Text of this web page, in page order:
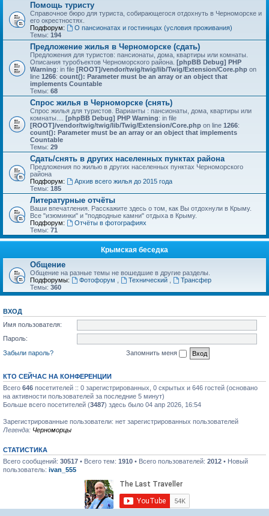
Помощь туристу
Справочное бюро для туриста, собирающегося отдохнуть в Черноморске и
его окрестностях.
Подфорум:
О пансионатах и гостиницах (условия проживания)
Темы: 194
Предложение жилья в Черноморске (сдать)
Предложения для туристов: пансионаты, дома, квартиры или комнаты.
Описания туробъектов Черноморского района. [phpBB Debug] PHP
Warning: in file [ROOT]/vendor/twig/twig/lib/Twig/Extension/Core.php on
line 1266: count(): Parameter must be an array or an object that
implements Countable
Темы: 68
Спрос жилья в Черноморске (снять)
Спрос жилья для туристов. Варианты : пансионаты, дома, квартиры или
комнаты.... [phpBB Debug] PHP Warning: in file
[ROOT]/vendor/twig/twig/lib/Twig/Extension/Core.php on line 1266:
count(): Parameter must be an array or an object that implements
Countable
Темы: 29
Сдать/снять в других населенных пунктах района
Предложения по жилью в других населенных пунктах Черноморского
района
Подфорум:
Архив всего жилья до 2015 года
Темы: 185
Литературные отчёты
Ваши впечатления. Расскажите здесь о том, как Вы отдохнули в Крыму.
Все "изюминки" и "подводные камни" отдыха в Крыму.
Подфорум:
Отчёты в фотографиях
Темы: 71
Крымская беседка
Общение
Общение на разные темы не вошедшие в другие разделы.
Подфорумы:
Фотофорум Технический
Трансфер
Темы: 360
ВХОД
Имя пользователя:
Пароль:
Забыли пароль?
Запомнить меня
КТО СЕЙЧАС НА КОНФЕРЕНЦИИ
Всего 646 посетителей :: 0 зарегистрированных, 0 скрытых и 646 гостей (основано
на активности пользователей за последние 5 минут)
Больше всего посетителей (3487) здесь было 04 апр 2026, 16:54
Зарегистрированные пользователи: нет зарегистрированных пользователей
Легенда: Черноморцы
СТАТИСТИКА
Всего сообщений: 30517 • Всего тем: 1910 • Всего пользователей: 2012 • Новый
пользователь: ivan_555